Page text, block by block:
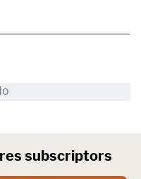
subscriptors